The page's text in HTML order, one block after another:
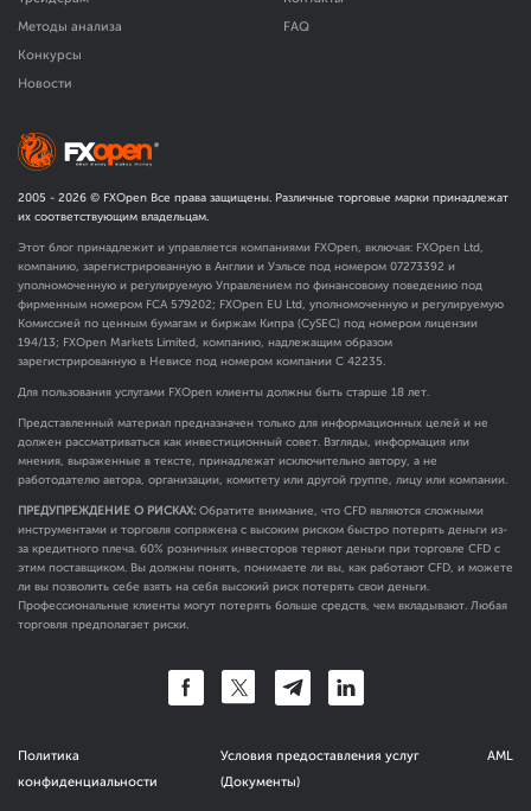
Методы анализа
Конкурсы
Новости
FAQ
2005 - 2026 © FXOpen Все права защищены. Различные торговые марки принадлежат
их соответствующим владельцам.
Этот блог принадлежит и управляется компаниями FXOpen, включая: FXOpen Ltd,
компанию, зарегистрированную в Англии и Уэльсе под номером 07273392 и
уполномоченную и регулируемую Управлением по финансовому поведению под
фирменным номером FCA 579202; FXOpen EU Ltd, уполномоченную и регулируемую
Комиссией по ценным бумагам и биржам Кипра (CySEC) под номером лицензии
194/13; FXOpen Markets Limited, компанию, надлежащим образом
зарегистрированную в Невисе под номером компании C 42235.
Для пользования услугами FXOpen клиенты должны быть старше 18 лет.
Представленный материал предназначен только для информационных целей и не
должен рассматриваться как инвестиционный совет. Взгляды, информация или
мнения, выраженные в тексте, принадлежат исключительно автору, а не
работодателю автора, организации, комитету или другой группе, лицу или компании.
ПРЕДУПРЕЖДЕНИЕ О РИСКАХ: Обратите внимание, что CFD являются сложными
инструментами и торговля сопряжена с высоким риском быстро потерять деньги из-
за кредитного плеча. 60% розничных инвесторов теряют деньги при торговле CFD с
этим поставщиком. Вы должны понять, понимаете ли вы, как работают CFD, и можете
ли вы позволить себе взять на себя высокий риск потерять свои деньги.
Профессиональные клиенты могут потерять больше средств, чем вкладывают. Любая
торговля предполагает риски.
Политика
конфиденциальности
Условия предоставления услуг
(Документы)
AML